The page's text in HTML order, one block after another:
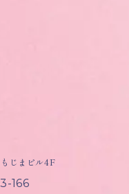
じまビル4F
166